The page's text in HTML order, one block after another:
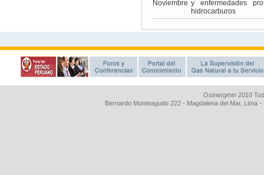
Osinergmin 2010
Bernardo Monteagudo 222 - Magdalena del Mar, Lima